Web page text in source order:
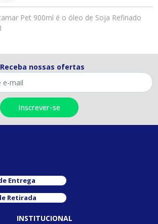
Pet 900ml é o óleo de Soja Refinado
Receba nossas ofertas
Entrega
Retirada
INSTITUCIONAL